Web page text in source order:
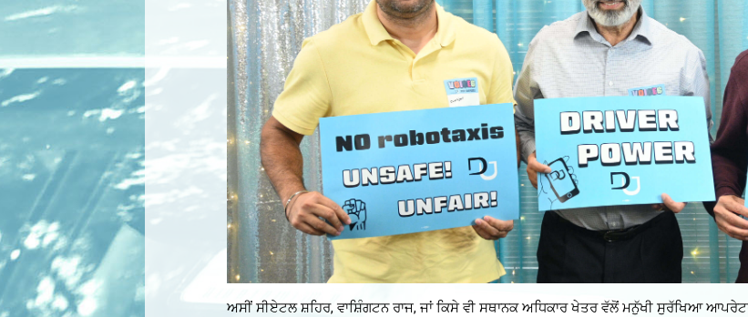
ਅਸੀਂ ਸੀਏਟਲ ਸ਼ਹਿਰ, ਵਾਸ਼ਿੰਗਟਨ ਰਾਜ, ਜਾਂ ਕਿਸੇ ਵੀ ਸਥਾਨਕ ਅਧਿਕਾਰ ਖੇਤਰ ਵੱਲੋਂ ਮਨੁੱਖੀ ਸੁਰੱਖਿਆ